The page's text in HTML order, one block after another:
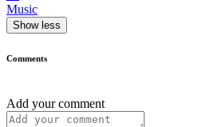
Music
Show less
Comments
Add your comment